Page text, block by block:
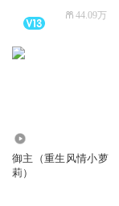
44.09万
御主（重生风情小萝
莉）